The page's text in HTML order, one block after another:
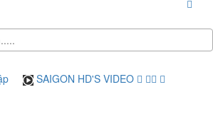
SAIGON HD'S VIDEO